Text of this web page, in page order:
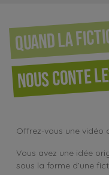
Quand la
nous conte
Offrez-vous une vidéo
Vous avez une idée
sous la forme d’une